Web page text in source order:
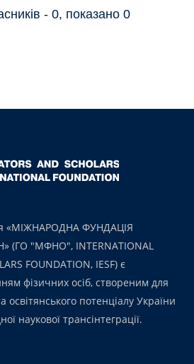
- 0, показано 0
«МІЖНАРОДНА ФУНДАЦІЯ
(ГО "МФНО", INTERNATIONAL
FOUNDATION, IESF) є
фізичних осіб, створеним для
освітянського потенціалу України
наукової трансінтеграції.